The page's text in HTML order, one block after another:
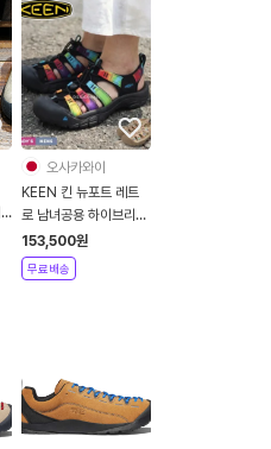
오사카와이
KEEN 킨 뉴포트 레트
로 남녀공용 하이브리드
샌들 2컬러
153,500원
무료배송